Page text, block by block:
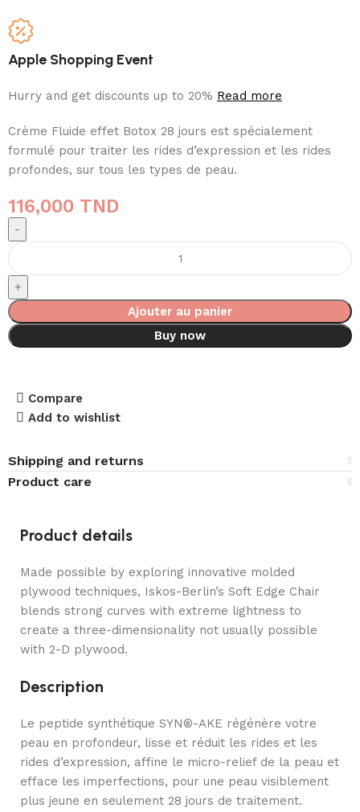
Apple Shopping Event
Hurry and get discounts up to 20% Read more
Crème Fluide effet Botox 28 jours est spécialement
formulé pour traiter les rides d’expression et les rides
profondes, sur tous les types de peau.
116,000 TND
Ajouter au panier
Buy now
Compare
Add to wishlist
Shipping and returns
Product care
Product details
Made possible by exploring innovative molded
plywood techniques, Iskos-Berlin’s Soft Edge Chair
blends strong curves with extreme lightness to
create a three-dimensionality not usually possible
with 2-D plywood.
Description
Le peptide synthétique SYN®-AKE régénère votre
peau en profondeur, lisse et réduit les rides et les
rides d’expression, affine le micro-relief de la peau et
efface les imperfections, pour une peau visiblement
plus jeune en seulement 28 jours de traitement.